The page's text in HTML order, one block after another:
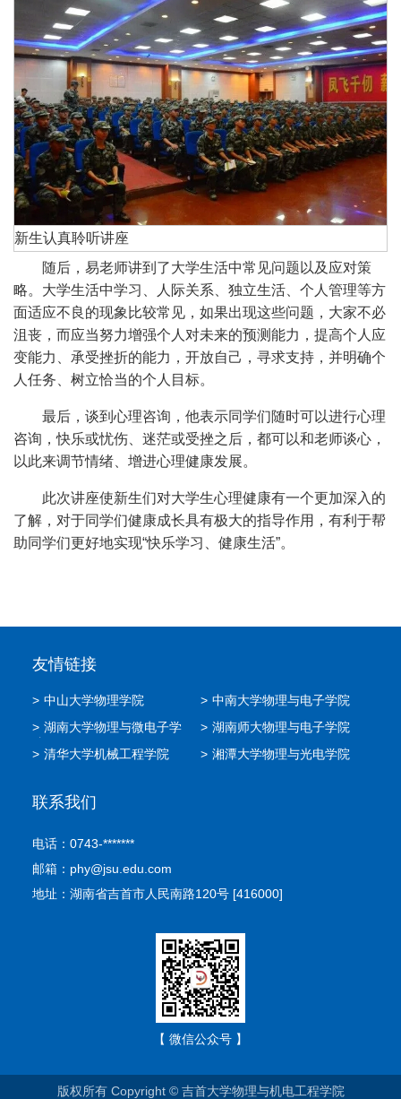
新生认真聆听讲座
随后，易老师讲到了大学生活中常见问题以及应对策
略。大学生活中学习、人际关系、独立生活、个人管理等方
面适应不良的现象比较常见，如果出现这些问题，大家不必
沮丧，而应当努力增强个人对未来的预测能力，提高个人应
变能力、承受挫折的能力，开放自己，寻求支持，并明确个
人任务、树立恰当的个人目标。
最后，谈到心理咨询，他表示同学们随时可以进行心理
咨询，快乐或忧伤、迷茫或受挫之后，都可以和老师谈心，
以此来调节情绪、增进心理健康发展。
此次讲座使新生们对大学生心理健康有一个更加深入的
了解，对于同学们健康成长具有极大的指导作用，有利于帮
助同学们更好地实现“快乐学习、健康生活”。
友情链接
> 中山大学物理学院 > 中南大学物理与电子学院
> 湖南大学物理与微电子学
> 湖南师大物理与电子学院
> 清华大学机械工程学院 > 湘潭大学物理与光电学院
联系我们
电话：0743-*******
邮箱：phy@jsu.edu.com
地址：湖南省吉首市人民南路120号 [416000]
【 微信公众号 】
版权所有 Copyright © 吉首大学物理与机电工程学院